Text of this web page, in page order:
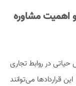
اهمیت مشاوره
حیاتی در روابط تجاری
قراردادها می‌توانند